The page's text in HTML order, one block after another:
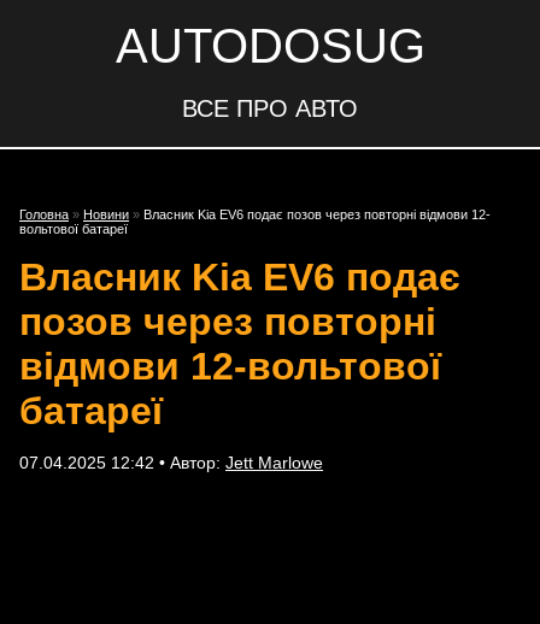
AUTODOSUG
ВСЕ ПРО АВТО
Головна » Новини » Власник Kia EV6 подає позов через повторні відмови 12-
вольтової батареї
Власник Kia EV6 подає
позов через повторні
відмови 12-вольтової
батареї
07.04.2025 12:42 • Автор: Jett Marlowe